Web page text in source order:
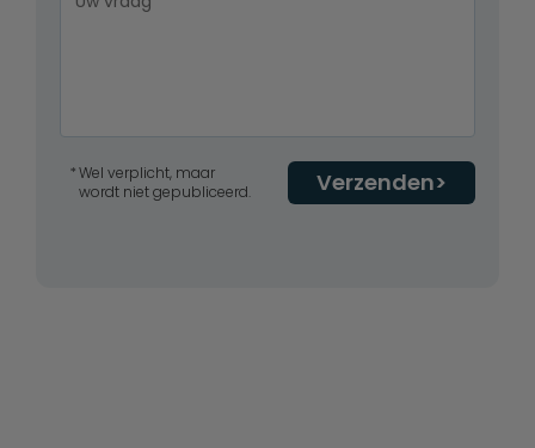
Verzenden
Wel verplicht, maar
wordt niet gepubliceerd.